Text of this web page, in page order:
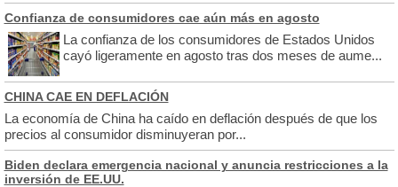
Confianza de consumidores cae aún más en agosto
La confianza de los consumidores de Estados Unidos
cayó ligeramente en agosto tras dos meses de aume...
CHINA CAE EN DEFLACIÓN
La economía de China ha caído en deflación después de que los
precios al consumidor disminuyeran por...
Biden declara emergencia nacional y anuncia restricciones a la
inversión de EE.UU.